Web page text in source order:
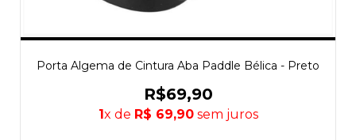
Porta Algema de Cintura Aba Paddle Bélica - Preto
R$69,90
1x de R$ 69,90sem juros